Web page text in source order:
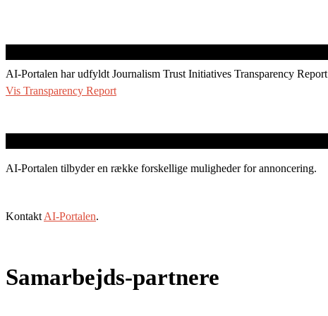
AI-Portalen har udfyldt Journalism Trust Initiatives Transparency Report
Vis Transparency Report
AI-Portalen tilbyder en række forskellige muligheder for annoncering.
Kontakt AI-Portalen.
Samarbejds-partnere